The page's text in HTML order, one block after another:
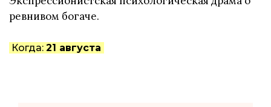
ревнивом богаче.
Когда: 21 августа